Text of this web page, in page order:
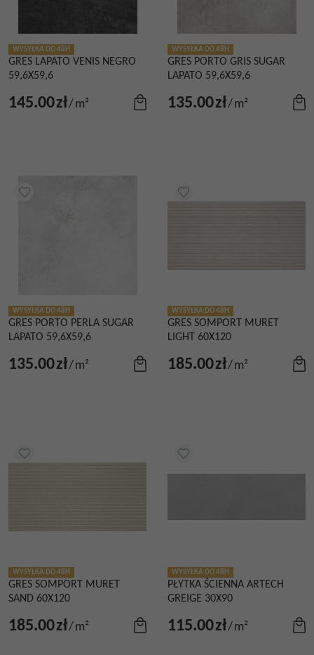
WYSYŁKA DO 48H
GRES LAPATO VENIS NEGRO
59,6X59,6
145.00zł/m²
WYSYŁKA DO 48H
GRES PORTO GRIS SUGAR
LAPATO 59,6X59,6
135.00zł/m²
WYSYŁKA DO 48H
GRES PORTO PERLA SUGAR
LAPATO 59,6X59,6
135.00zł/m²
WYSYŁKA DO 48H
GRES SOMPORT MURET
LIGHT 60X120
185.00zł/m²
WYSYŁKA DO 48H
GRES SOMPORT MURET
SAND 60X120
185.00zł/m²
WYSYŁKA DO 48H
PŁYTKA ŚCIENNA ARTECH
GREIGE 30X90
115.00zł/m²